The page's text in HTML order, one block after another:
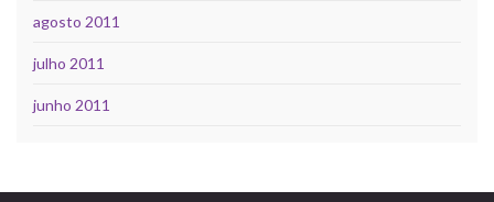
agosto 2011
julho 2011
junho 2011